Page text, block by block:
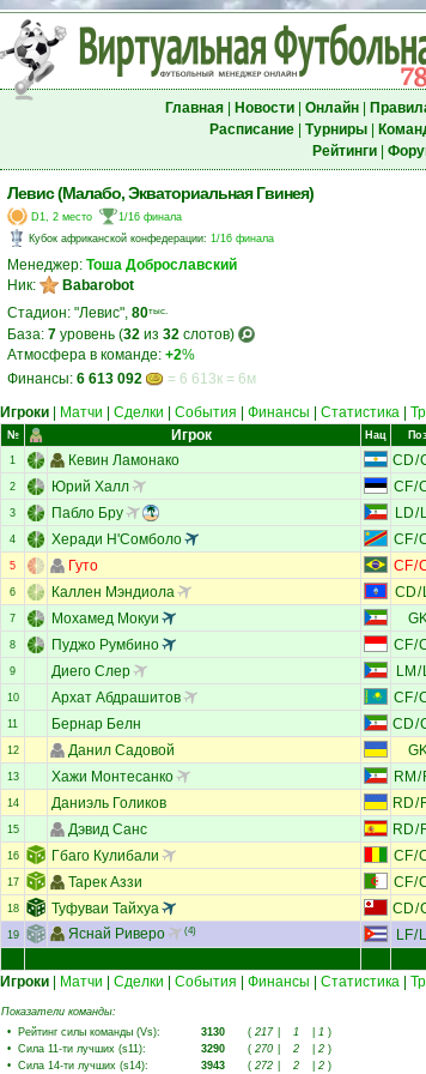
Главная| Новости| Онлайн|
Расписание| Турниры|
Рейтинги|
Левис (Малабо, Экваториальная Гвинея)
D1, 2 место
1/16 финала
Кубок африканской конфедерации: 1/16 финала
Менеджер: Тоша Доброславский
Ник:
Babarobot
Стадион: "Левис", 80тыс.
База: 7 уровень (32 из 32 слотов)
Атмосфера в команде: +2%
Финансы: 6 613 092 = 6 613к = 6м
Игроки Матчи Сделки События Финансы Статистика
№ Игрок Нац Поз
1 Кевин Ламонако CD/
2 Юрий Халл CF/
3 Пабло Бру LD/
4 Херади Н'Сомболо CF/
5 Гуто CF/
6 Каллен Мэндиола CD/
7 Мохамед Мокуи
8 Пуджо Румбино CF/
9 Диего Слер LM /
10 Архат Абдрашитов CF/
11 Бернар Белн CD/
12 Данил Садовой
13 Хажи Монтесанко RM /
14 Даниэль Голиков RD/
15 Дэвид Санс RD/
16 Гбаго Кулибали CF/
17 Тарек Аззи CF/
18 Туфуваи Тайхуа CD/
19 Яснай Риверо (4) LF/
Игроки
Матчи Сделки События Финансы Статистика
Показатели команды:
• Рейтинг силы команды (Vs): 3130 ( 217 1 1 )
• Сила 11-ти лучших (s11): 3290 ( 270 2 2 )
• Сила 14-ти лучших (s14): 3943 ( 272 2 2 )